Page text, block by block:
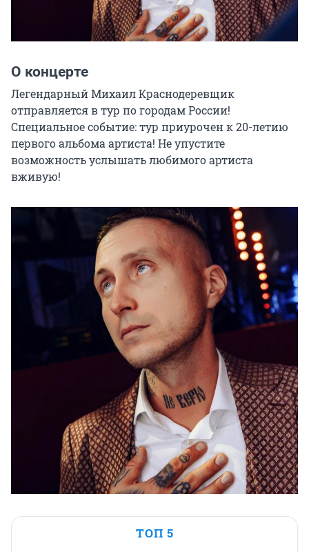
О концерте
Легендарный Михаил Краснодеревщик
отправляется в тур по городам России!
Специальное событие: тур приурочен к 20-летию
первого альбома артиста! Не упустите
возможность услышать любимого артиста
вживую!
ТОП 5